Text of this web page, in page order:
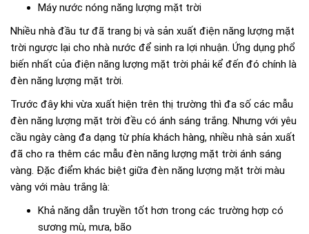
Máy nước nóng năng lượng mặt trời
Nhiều nhà đầu tư đã trang bị và sản xuất điện năng lượng mặt
trời ngược lại cho nhà nước để sinh ra lợi nhuận. Ứng dụng phổ
biến nhất của điện năng lượng mặt trời phải kể đến đó chính là
đèn năng lượng mặt trời.
Trước đây khi vừa xuất hiện trên thị trường thì đa số các mẫu
đèn năng lượng mặt trời đều có ánh sáng trắng. Nhưng với yêu
cầu ngày càng đa dạng từ phía khách hàng, nhiều nhà sản xuất
đã cho ra thêm các mẫu đèn năng lượng mặt trời ánh sáng
vàng. Đặc điểm khác biệt giữa đèn năng lượng mặt trời màu
vàng với màu trắng là:
Khả năng dẫn truyền tốt hơn trong các trường hợp có
sương mù, mưa, bão